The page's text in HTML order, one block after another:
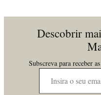
Descobrir
Subscreva para receber
Insira o seu email…